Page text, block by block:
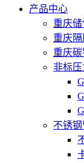
产品中心
重庆
重庆
重庆
非标压
不锈